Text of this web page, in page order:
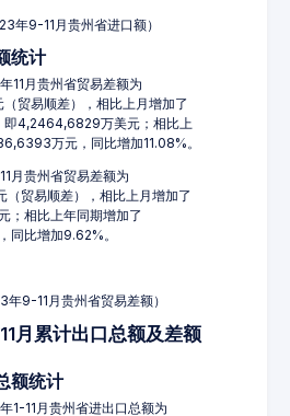
年9-11月贵州省进口额）
统计
11月贵州省贸易差额为
贸易顺差），相比上月增加了
即4,2464,6829万美元；相比上
万元，同比增加11.08%。
月贵州省贸易差额为
贸易顺差），相比上月增加了
相比上年同期增加了
比增加9.62%。
年9-11月贵州省贸易差额）
月累计出口总额及差额
额统计
1-11月贵州省进出口总额为